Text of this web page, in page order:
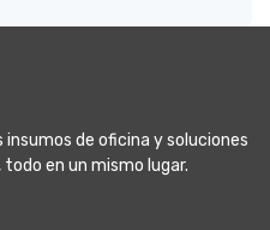
insumos de oficina y soluciones
en un mismo lugar.